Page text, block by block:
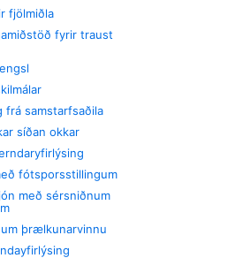
fjölmiðla
fyrir traust
frá samstarfsaðila
síðan okkar
fótsporsstillingum
með sérsniðnum
þrælkunarvinnu